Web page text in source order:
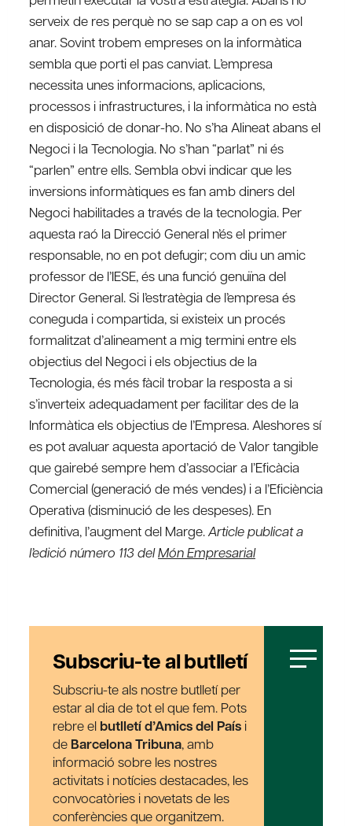
serveix de res perquè no se sap cap a on es vol
anar. Sovint trobem empreses on la informàtica
sembla que porti el pas canviat. L’empresa
necessita unes informacions, aplicacions,
processos i infrastructures, i la informàtica no està
en disposició de donar-ho. No s’ha Alineat abans el
Negoci i la Tecnologia. No s’han “parlat” ni és
“parlen” entre ells. Sembla obvi indicar que les
inversions informàtiques es fan amb diners del
Negoci habilitades a través de la tecnologia. Per
aquesta raó la Direcció General n’és el primer
responsable, no en pot defugir; com diu un amic
professor de l’IESE, és una funció genuïna del
Director General. Si l’estratègia de l’empresa és
coneguda i compartida, si existeix un procés
formalitzat d’alineament a mig termini entre els
objectius del Negoci i els objectius de la
Tecnologia, és més fàcil trobar la resposta a si
s’inverteix adequadament per facilitar des de la
Informàtica els objectius de l’Empresa. Aleshores sí
es pot avaluar aquesta aportació de Valor tangible
que gairebé sempre hem d’associar a l’Eficàcia
Comercial (generació de més vendes) i a l’Eficiència
Operativa (disminució de les despeses). En
definitiva, l’augment del Marge.Article publicat a
l’edició número 113 delMón Empresarial
Subscriu-te al butlletí
Subscriu-te als nostre butlletí per
estar al dia de tot el que fem. Pots
rebre el butlletí d’Amics del País i
de Barcelona Tribuna, amb
informació sobre les nostres
activitats i notícies destacades, les
convocatòries i novetats de les
conferències que organitzem.